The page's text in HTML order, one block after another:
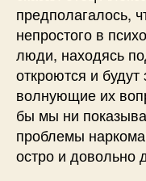
предполагалось,
непростого в
люди, находясь
откроются и
волнующие их
бы мы ни
проблемы
остро и довольно